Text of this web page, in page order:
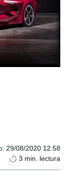
: 29/08/2020 12:58
3 min. lectura